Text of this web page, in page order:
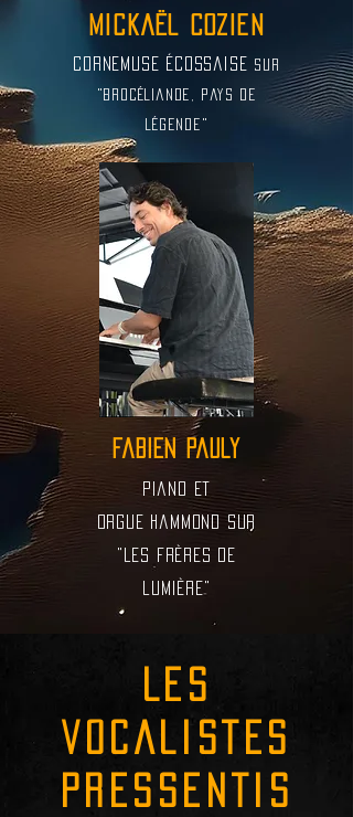
mickaël cozien
cornemuse écossaise sur
"brocéliande, pays de
légende"
fabien pauly
piano et
orgue Hammond sur
"les frères de
lumière"
LES
VOCALISTES
PRESSENTIS